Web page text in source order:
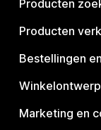
Producten
Producten
Bestellingen
Winkelontwerp
Marketing en